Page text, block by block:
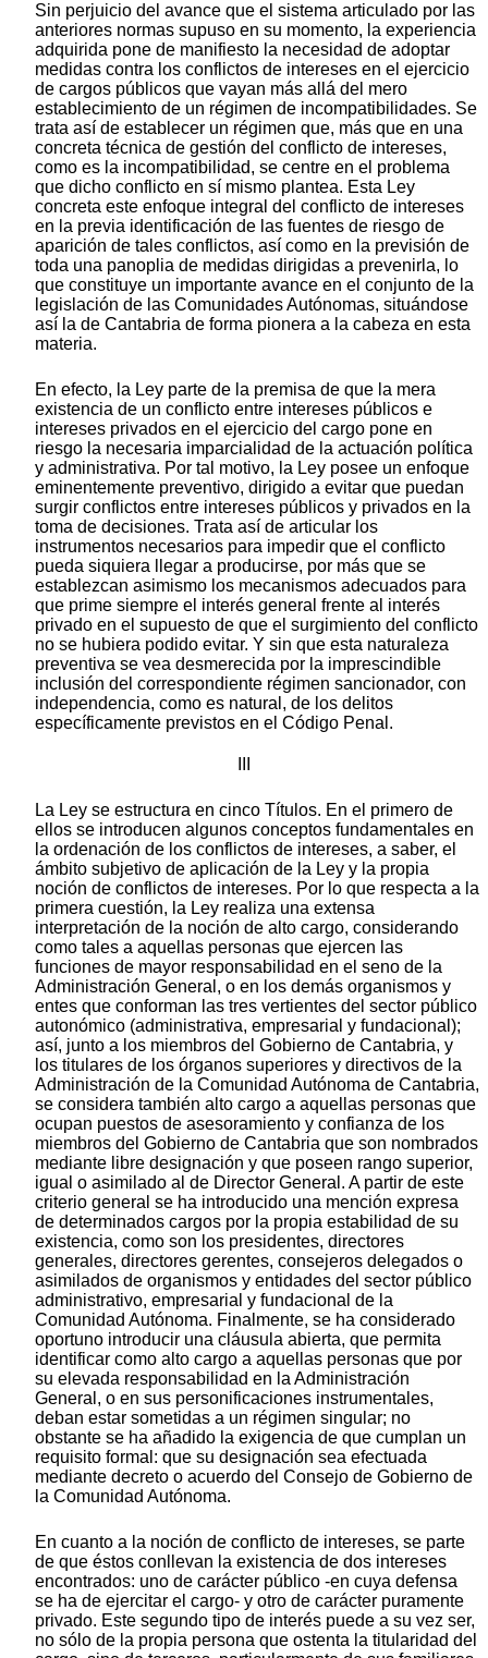
Sin perjuicio del avance que el sistema articulado por las
anteriores normas supuso en su momento, la experiencia
adquirida pone de manifiesto la necesidad de adoptar
medidas contra los conflictos de intereses en el ejercicio
de cargos públicos que vayan más allá del mero
establecimiento de un régimen de incompatibilidades. Se
trata así de establecer un régimen que, más que en una
concreta técnica de gestión del conflicto de intereses,
como es la incompatibilidad, se centre en el problema
que dicho conflicto en sí mismo plantea. Esta Ley
concreta este enfoque integral del conflicto de intereses
en la previa identificación de las fuentes de riesgo de
aparición de tales conflictos, así como en la previsión de
toda una panoplia de medidas dirigidas a prevenirla, lo
que constituye un importante avance en el conjunto de la
legislación de las Comunidades Autónomas, situándose
así la de Cantabria de forma pionera a la cabeza en esta
materia.
En efecto, la Ley parte de la premisa de que la mera
existencia de un conflicto entre intereses públicos e
intereses privados en el ejercicio del cargo pone en
riesgo la necesaria imparcialidad de la actuación política
y administrativa. Por tal motivo, la Ley posee un enfoque
eminentemente preventivo, dirigido a evitar que puedan
surgir conflictos entre intereses públicos y privados en la
toma de decisiones. Trata así de articular los
instrumentos necesarios para impedir que el conflicto
pueda siquiera llegar a producirse, por más que se
establezcan asimismo los mecanismos adecuados para
que prime siempre el interés general frente al interés
privado en el supuesto de que el surgimiento del conflicto
no se hubiera podido evitar. Y sin que esta naturaleza
preventiva se vea desmerecida por la imprescindible
inclusión del correspondiente régimen sancionador, con
independencia, como es natural, de los delitos
específicamente previstos en el Código Penal.
La Ley se estructura en cinco Títulos. En el primero de
ellos se introducen algunos conceptos fundamentales en
la ordenación de los conflictos de intereses, a saber, el
ámbito subjetivo de aplicación de la Ley y la propia
noción de conflictos de intereses. Por lo que respecta a la
primera cuestión, la Ley realiza una extensa
interpretación de la noción de alto cargo, considerando
como tales a aquellas personas que ejercen las
funciones de mayor responsabilidad en el seno de la
Administración General, o en los demás organismos y
entes que conforman las tres vertientes del sector público
autonómico (administrativa, empresarial y fundacional);
así, junto a los miembros del Gobierno de Cantabria, y
los titulares de los órganos superiores y directivos de la
Administración de la Comunidad Autónoma de Cantabria,
se considera también alto cargo a aquellas personas que
ocupan puestos de asesoramiento y confianza de los
miembros del Gobierno de Cantabria que son nombrados
mediante libre designación y que poseen rango superior,
igual o asimilado al de Director General. A partir de este
criterio general se ha introducido una mención expresa
de determinados cargos por la propia estabilidad de su
existencia, como son los presidentes, directores
generales, directores gerentes, consejeros delegados o
asimilados de organismos y entidades del sector público
administrativo, empresarial y fundacional de la
Comunidad Autónoma. Finalmente, se ha considerado
oportuno introducir una cláusula abierta, que permita
identificar como alto cargo a aquellas personas que por
su elevada responsabilidad en la Administración
General, o en sus personificaciones instrumentales,
deban estar sometidas a un régimen singular; no
obstante se ha añadido la exigencia de que cumplan un
requisito formal: que su designación sea efectuada
mediante decreto o acuerdo del Consejo de Gobierno de
la Comunidad Autónoma.
En cuanto a la noción de conflicto de intereses, se parte
de que éstos conllevan la existencia de dos intereses
encontrados: uno de carácter público -en cuya defensa
se ha de ejercitar el cargo- y otro de carácter puramente
privado. Este segundo tipo de interés puede a su vez ser,
no sólo de la propia persona que ostenta la titularidad del